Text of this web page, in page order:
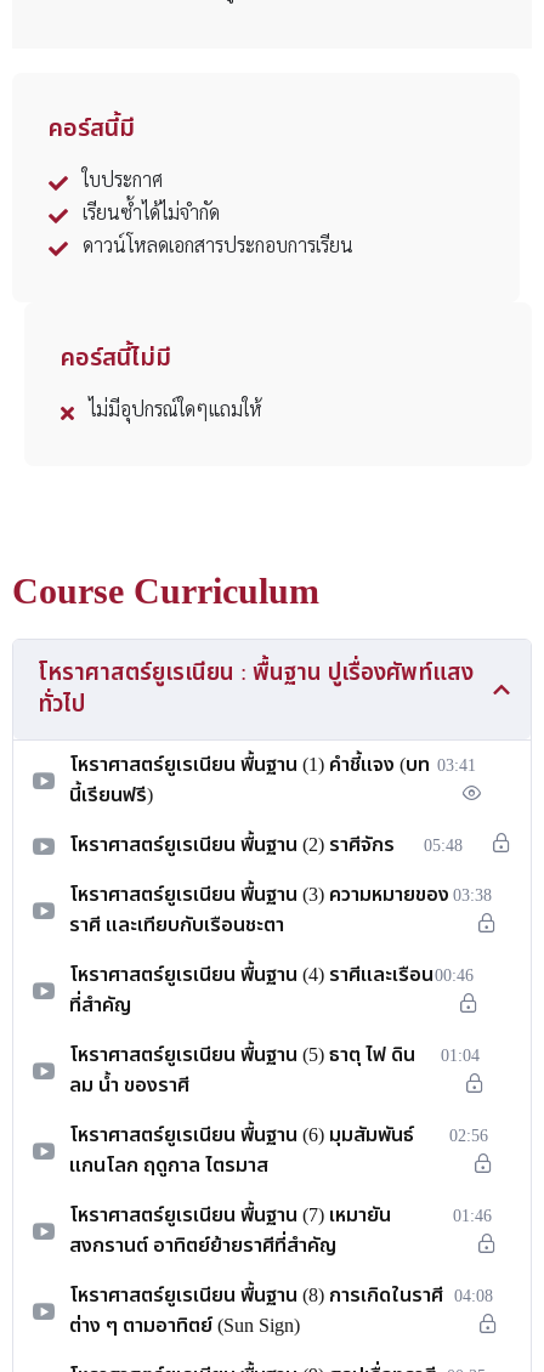
คอร์สนี้มี
ใบประกาศ
เรียนซ้ำได้ไม่จำกัด
ดาวน์โหลดเอกสารประกอบการเรียน
คอร์สนี้ไม่มี
ไม่มีอุปกรณ์ใดๆแถมให้
Course Curriculum
โหราศาสตร์ยูเรเนียน : พื้นฐาน ปูเรื่องศัพท์แสง
ทั่วไป
โหราศาสตร์ยูเรเนียน พื้นฐาน (1) คำชี้แจง (บท
นี้เรียนฟรี)
03:41
โหราศาสตร์ยูเรเนียน พื้นฐาน (2) ราศีจักร 05:48
โหราศาสตร์ยูเรเนียน พื้นฐาน (3) ความหมายของ
ราศี และเทียบกับเรือนชะตา
03:38
โหราศาสตร์ยูเรเนียน พื้นฐาน (4) ราศีและเรือน
ที่สำคัญ
00:46
โหราศาสตร์ยูเรเนียน พื้นฐาน (5) ธาตุ ไฟ ดิน
ลม น้ำ ของราศี
01:04
โหราศาสตร์ยูเรเนียน พื้นฐาน (6) มุมสัมพันธ์
แกนโลก ฤดูกาล ไตรมาส
02:56
โหราศาสตร์ยูเรเนียน พื้นฐาน (7) เหมายัน
สงกรานต์ อาทิตย์ย้ายราศีที่สำคัญ
01:46
โหราศาสตร์ยูเรเนียน พื้นฐาน (8) การเกิดในราศี
ต่าง ๆ ตามอาทิตย์ (Sun Sign)
04:08